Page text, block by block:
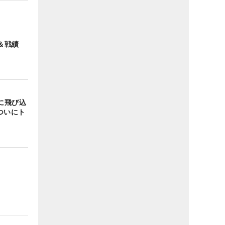
戦績
飛び込
にト